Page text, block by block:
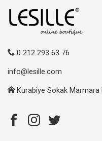
0 212 293 63 76
info@lesille.com
Kurabiye Sokak Marmara